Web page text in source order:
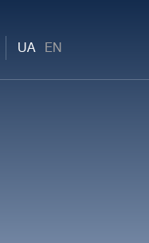
UA EN